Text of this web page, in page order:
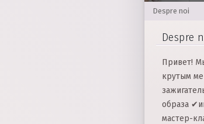
Despre noi
Despre
Привет!
крутым
образа
мастер-